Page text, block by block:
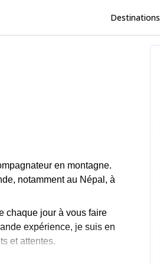
Destinations
en montagne.
notamment au Népal, à
chaque jour à vous faire
expérience, je suis en
et attentes.